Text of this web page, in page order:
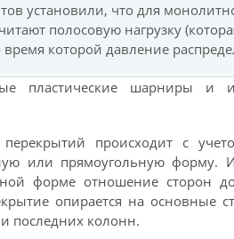
установили, что для
полосовую нагрузку
которой давление
пластические шарниры и
происходит с
или прямоугольную форму.
форме отношение сторон
опирается на основные
последних колонн.